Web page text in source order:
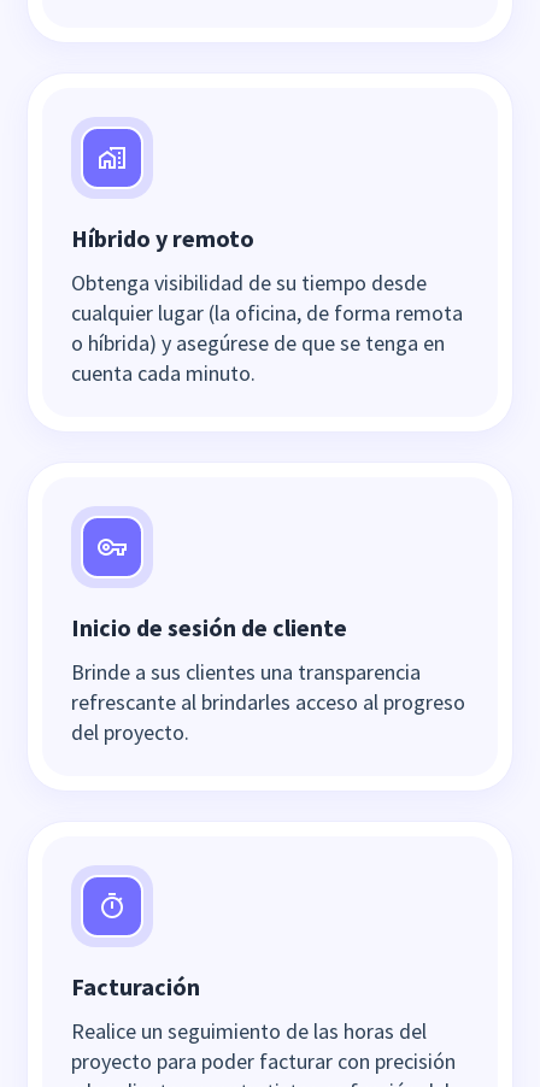
Híbrido y remoto
Obtenga visibilidad de su tiempo desde
cualquier lugar (la oficina, de forma remota
o híbrida) y asegúrese de que se tenga en
cuenta cada minuto.
Inicio de sesión de cliente
Brinde a sus clientes una transparencia
refrescante al brindarles acceso al progreso
del proyecto.
Facturación
Realice un seguimiento de las horas del
proyecto para poder facturar con precisión